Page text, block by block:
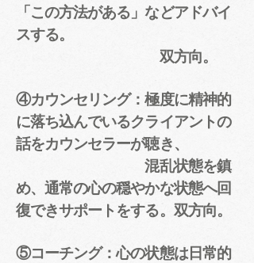
「この方法がある」などアドバイ
スする。
双方向。
④カウンセリング：極度に精神的
に落ち込んでいるクライアントの
話をカウンセラーが聴き、
混乱状態を鎮
め、通常の心の穏やかな状態へ回
復できサポートをする。双方向。
⑤コーチング：心の状態は日常的